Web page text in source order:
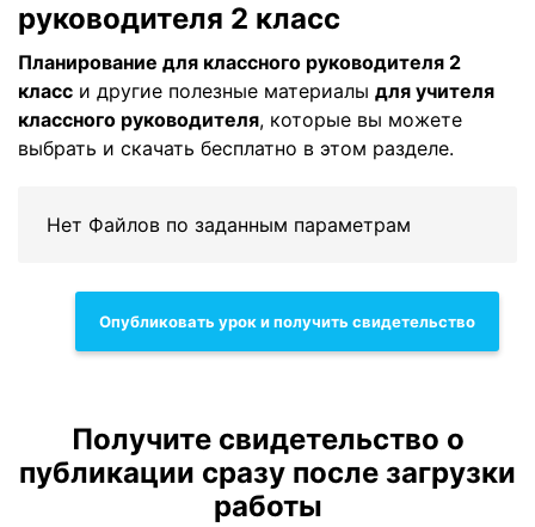
руководителя 2 класс
Планирование для классного руководителя 2
класс и другие полезные материалы для учителя
классного руководителя, которые вы можете
выбрать и скачать бесплатно в этом разделе.
Нет Файлов по заданным параметрам
Опубликовать урок и получить свидетельство
Получите свидетельство о
публикации сразу после загрузки
работы